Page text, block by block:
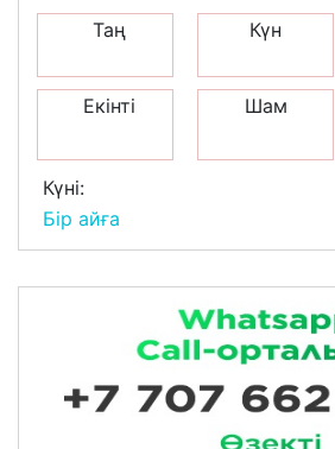
Таң Күн
Екінті Шам
Күні:
Бір айға